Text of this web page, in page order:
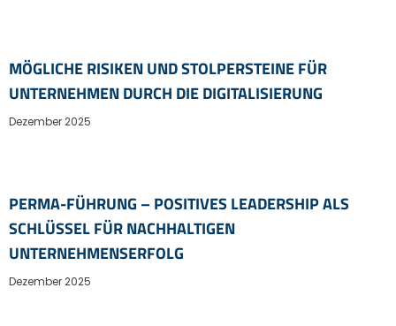
MÖGLICHE RISIKEN UND STOLPERSTEINE FÜR
UNTERNEHMEN DURCH DIE DIGITALISIERUNG
Dezember 2025
PERMA-FÜHRUNG – POSITIVES LEADERSHIP ALS
SCHLÜSSEL FÜR NACHHALTIGEN
UNTERNEHMENSERFOLG
Dezember 2025